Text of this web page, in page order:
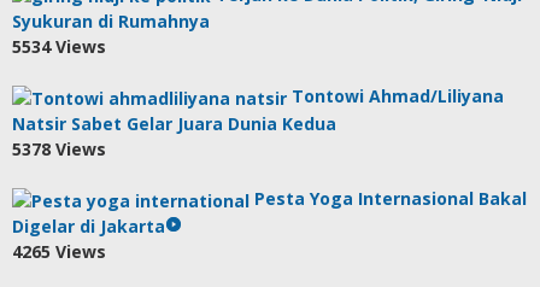
Syukuran di Rumahnya
5534 Views
Tontowi Ahmad/Liliyana
Natsir Sabet Gelar Juara Dunia Kedua
5378 Views
Pesta Yoga Internasional Bakal
Digelar di Jakarta
4265 Views